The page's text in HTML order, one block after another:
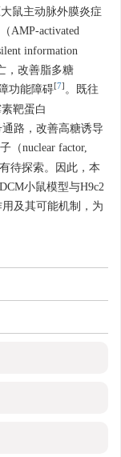
鼠主动脉外膜炎症
AMP-activated
information
，改善脂多糖
功能障碍[7] 。既往
靶蛋白
通路，改善高糖诱导
（nuclear factor,
待探索。因此，本
小鼠模型与H9c2
及其可能机制，为